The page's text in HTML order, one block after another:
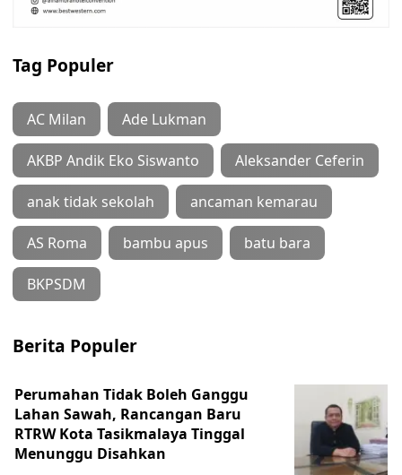
Tag Populer
AC Milan Ade Lukman
AKBP Andik Eko Siswanto Aleksander Ceferin
anak tidak sekolah ancaman kemarau
AS Roma bambu apus batu bara
BKPSDM
Berita Populer
Perumahan Tidak Boleh Ganggu
Lahan Sawah, Rancangan Baru
RTRW Kota Tasikmalaya Tinggal
Menunggu Disahkan